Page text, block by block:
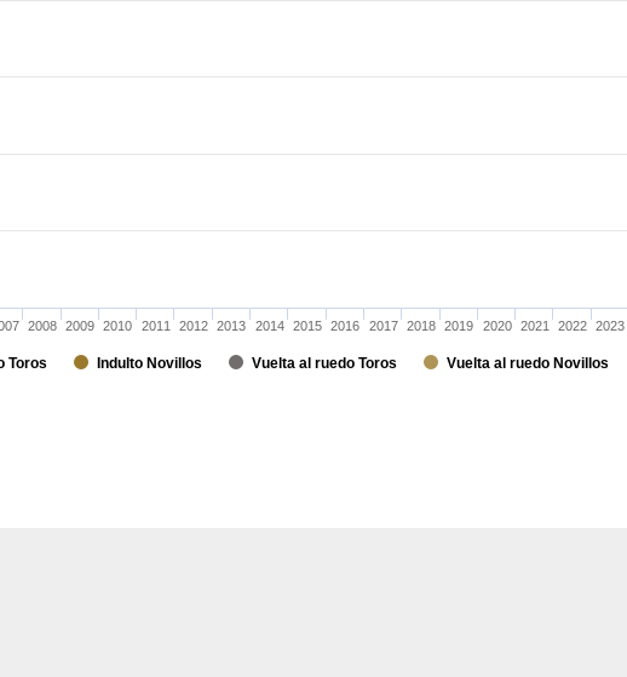
Toros Indulto Novillos Vuelta al ruedo Toros Vuelta al ruedo Novillos
2008 2009 2010 2011 2012 2013 2014 2015 2016 2017 2018 2019 2020 2021 2022 2023